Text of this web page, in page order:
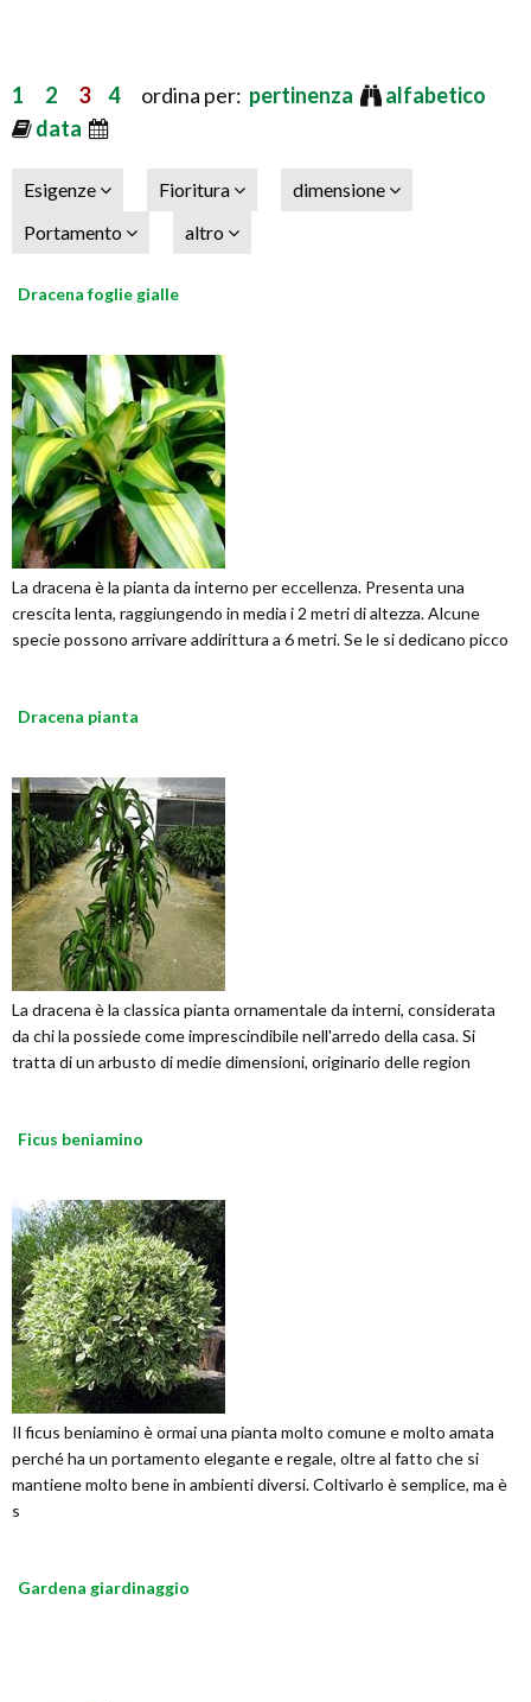
1 2 3 4ordina per: pertinenza
alfabetico
data
Esigenze Fioritura
dimensione
Portamento
altro
Dracena foglie gialle
La dracena è la pianta da interno per eccellenza. Presenta una
crescita lenta, raggiungendo in media i 2 metri di altezza. Alcune
specie possono arrivare addirittura a 6 metri. Se le si dedicano picco
Dracena pianta
La dracena è la classica pianta ornamentale da interni, considerata
da chi la possiede come imprescindibile nell'arredo della casa. Si
tratta di un arbusto di medie dimensioni, originario delle region
Ficus beniamino
Il ficus beniamino è ormai una pianta molto comune e molto amata
perché ha un portamento elegante e regale, oltre al fatto che si
mantiene molto bene in ambienti diversi. Coltivarlo è semplice, ma è
s
Gardena giardinaggio